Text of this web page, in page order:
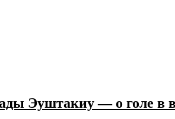
Эуштакиу — о голе в